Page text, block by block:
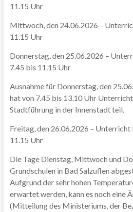
11.15 Uhr
Mittwoch, den 24.06.2026 –
11.15 Uhr
Donnerstag, den 25.06.2026 –
7.45 bis 11.15 Uhr
Ausnahme für Donnerstag, den
hat von 7.45 bis 13.10 Uhr
Stadtführung in der Innenstadt teil.
Freitag, den 26.06.2026 – Unterricht
11.15 Uhr
Die Tage Dienstag, Mittwoch und
Grundschulen in Bad Salzuflen
Aufgrund der sehr hohen
erwartet werden, kann es noch eine
(Mitteilung des Ministeriums, der